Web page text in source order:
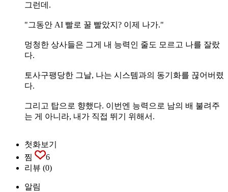
그런데.
"그동안 AI 빨로 꿀 빨았지? 이제 나가."
멍청한 상사들은 그게 내 능력인 줄도 모르고 나를 잘랐
다.
토사구팽당한 그날, 나는 시스템과의 동기화를 끊어버렸
다.
그리고 탑으로 향했다. 이번엔 능력으로 남의 배 불려주
는 게 아니라, 내가 직접 뛰기 위해서.
첫화보기
찜
6
리뷰 (0)
알림